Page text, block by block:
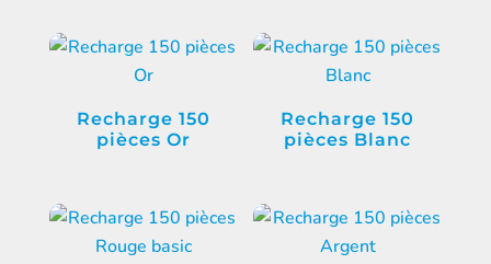
Recharge 150
pièces Or
Recharge 150
pièces Blanc